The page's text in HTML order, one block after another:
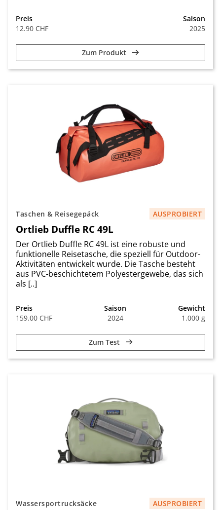
Preis
12.90 CHF
Saison
2025
Zum Produkt
Taschen & Reisegepäck AUSPROBIERT
Ortlieb Duffle RC 49L
Der Ortlieb Duffle RC 49L ist eine robuste und
funktionelle Reisetasche, die speziell für Outdoor-
Aktivitäten entwickelt wurde. Die Tasche besteht
aus PVC-beschichtetem Polyestergewebe, das sich
als [..]
Preis
159.00 CHF
Saison
2024
Gewicht
1.000 g
Zum Test
Wassersportrucksäcke AUSPROBIERT